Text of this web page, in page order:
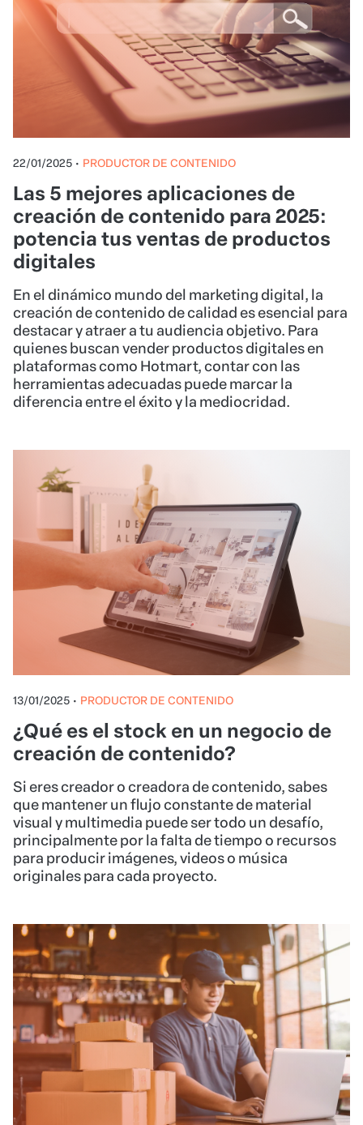
22/01/2025 • PRODUCTOR DE CONTENIDO
Las 5 mejores aplicaciones de
creación de contenido para 2025:
potencia tus ventas de productos
digitales
En el dinámico mundo del marketing digital, la
creación de contenido de calidad es esencial para
destacar y atraer a tu audiencia objetivo. Para
quienes buscan vender productos digitales en
plataformas como Hotmart, contar con las
herramientas adecuadas puede marcar la
diferencia entre el éxito y la mediocridad.
13/01/2025 • PRODUCTOR DE CONTENIDO
¿Qué es el stock en un negocio de
creación de contenido?
Si eres creador o creadora de contenido, sabes
que mantener un flujo constante de material
visual y multimedia puede ser todo un desafío,
principalmente por la falta de tiempo o recursos
para producir imágenes, videos o música
originales para cada proyecto.